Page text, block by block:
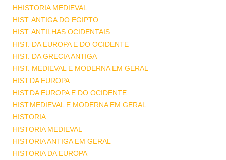
HHISTORIA MEDIEVAL
HIST. ANTIGA DO EGIPTO
HIST. ANTILHAS OCIDENTAIS
HIST. DA EUROPA E DO OCIDENTE
HIST. DA GRECIA ANTIGA
HIST. MEDIEVAL E MODERNA EM GERAL
HIST.DA EUROPA
HIST.DA EUROPA E DO OCIDENTE
HIST.MEDIEVAL E MODERNA EM GERAL
HISTORIA
HISTORIA MEDIEVAL
HISTORIA ANTIGA EM GERAL
HISTORIA DA EUROPA